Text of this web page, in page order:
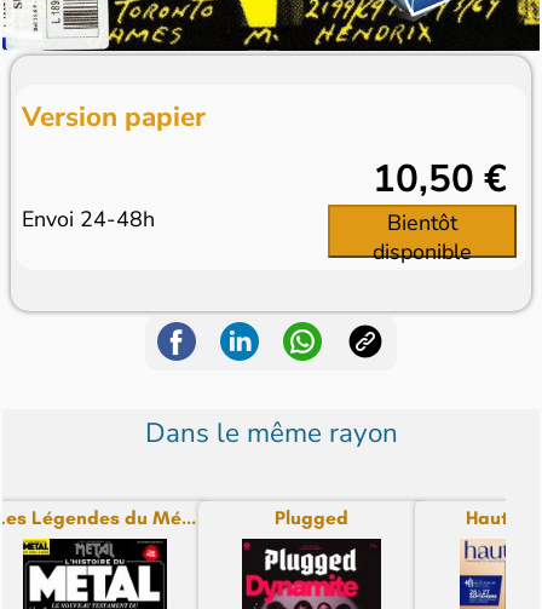
Version papier
Envoi 24-48h
10,50 €
Bientôt
disponible
Dans le même rayon
Légendes du Mé... Plugged Haute